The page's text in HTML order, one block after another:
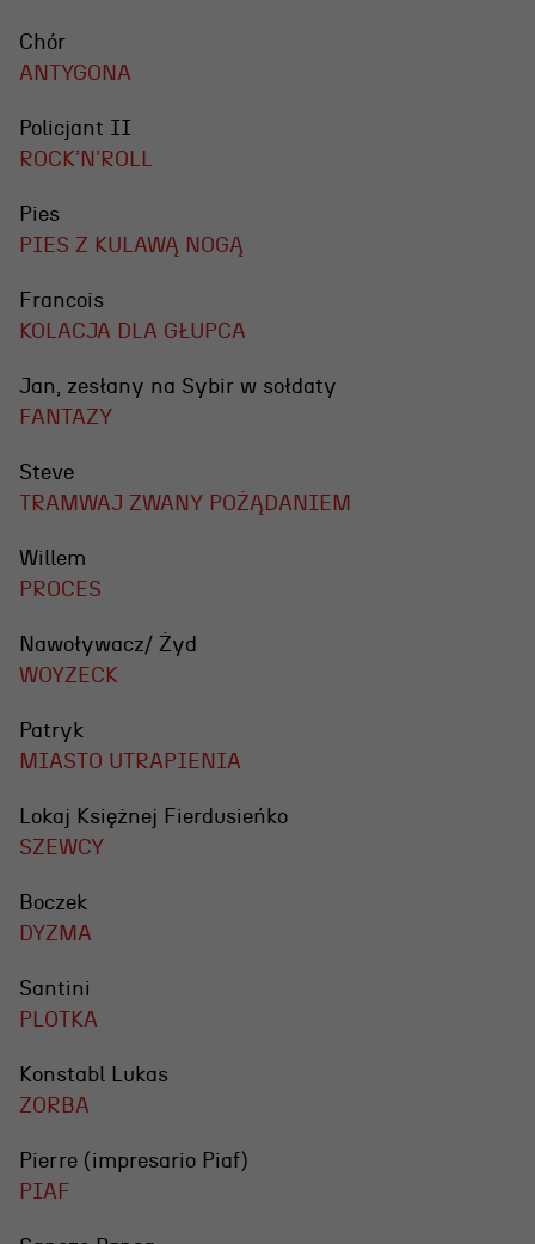
Chór
ANTYGONA
Policjant II
ROCK’N’ROLL
Pies
PIES Z KULAWĄ NOGĄ
Francois
KOLACJA DLA GŁUPCA
Jan, zesłany na Sybir w sołdaty
FANTAZY
Steve
TRAMWAJ ZWANY POŻĄDANIEM
Willem
PROCES
Nawoływacz/ Żyd
WOYZECK
Patryk
MIASTO UTRAPIENIA
Lokaj Księżnej Fierdusieńko
SZEWCY
Boczek
DYZMA
Santini
PLOTKA
Konstabl Lukas
ZORBA
Pierre (impresario Piaf)
PIAF